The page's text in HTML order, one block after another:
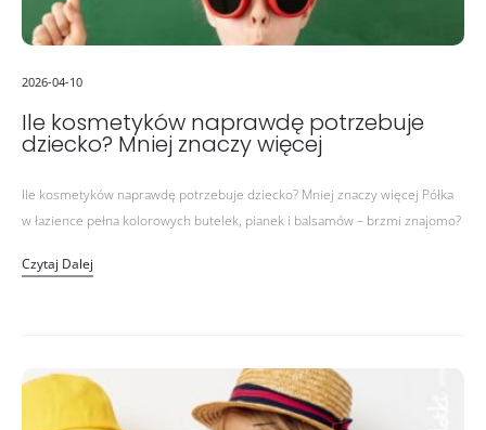
2026-04-10
Ile kosmetyków naprawdę potrzebuje
dziecko? Mniej znaczy więcej
Ile kosmetyków naprawdę potrzebuje dziecko? Mniej znaczy więcej Półka
w łazience pełna kolorowych butelek, pianek i balsamów – brzmi znajomo?
Czytaj Dalej